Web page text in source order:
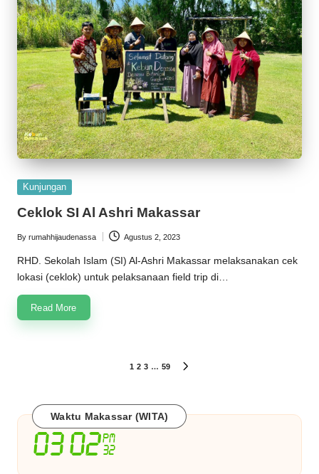
Posted
Kunjungan
Ceklok SI Al Ashri Makassar
Posted
by
By rumahhijaudenassa Agustus 2, 2023
RHD. Sekolah Islam (SI) Al-Ashri Makassar melaksanakan cek
lokasi (ceklok) untuk pelaksanaan field trip di…
Read More
1 2 3 … 59
Waktu Makassar (WITA)